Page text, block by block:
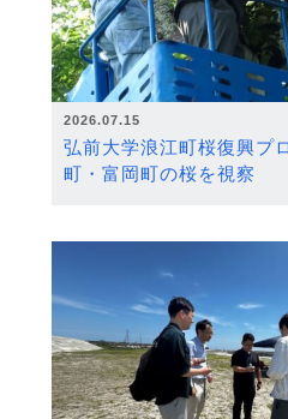
2026.07.15
弘前大学浪江町桜復興
町・富岡町の桜を視察